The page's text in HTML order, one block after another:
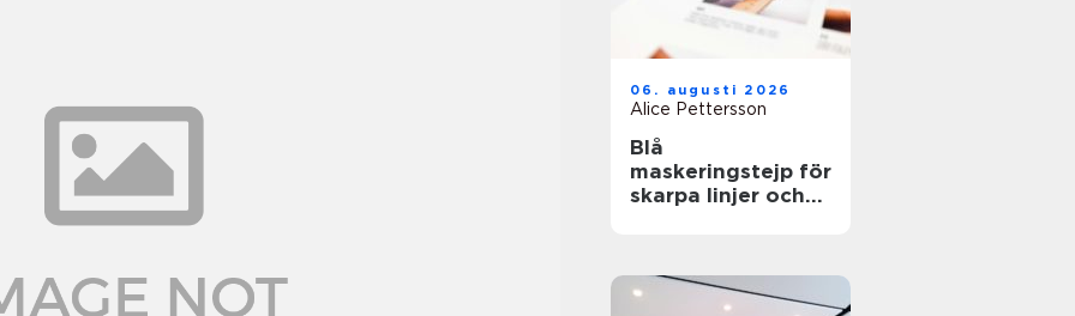
06. augusti 2026
Alice Pettersson
Blå
maskeringstejp för
skarpa linjer och